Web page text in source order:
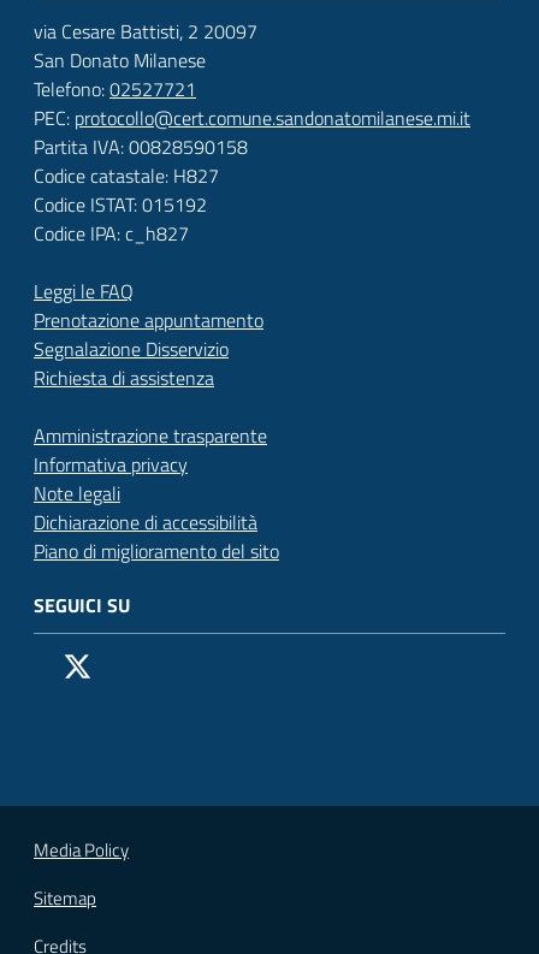
via Cesare Battisti, 2 20097
San Donato Milanese
Telefono:02527721
PEC: protocollo@cert.comune.sandonatomilanese.mi.it
Partita IVA: 00828590158
Codice catastale: H827
Codice ISTAT: 015192
Codice IPA: c_h827
Leggi le FAQ
Prenotazione appuntamento
Segnalazione Disservizio
Richiesta di assistenza
Amministrazione trasparente
Informativa privacy
Note legali
Dichiarazione di accessibilità
Piano di miglioramento del sito
SEGUICI SU
Pagina Facebook del Comune di San Donato Milanese
Vai alla pagina
Media Policy
Sitemap
Credits